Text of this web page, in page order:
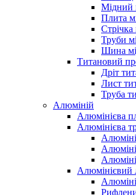
Мідний
Плита
Стрічка
Труби
Шина
Титановий
Дріт
Лист
Труба
Алюміній
Алюмінієва
Алюмінієва
Алюмінієвий